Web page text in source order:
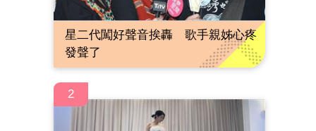
星二代闖好聲音挨轟 歌手親姊心疼
發聲了
2